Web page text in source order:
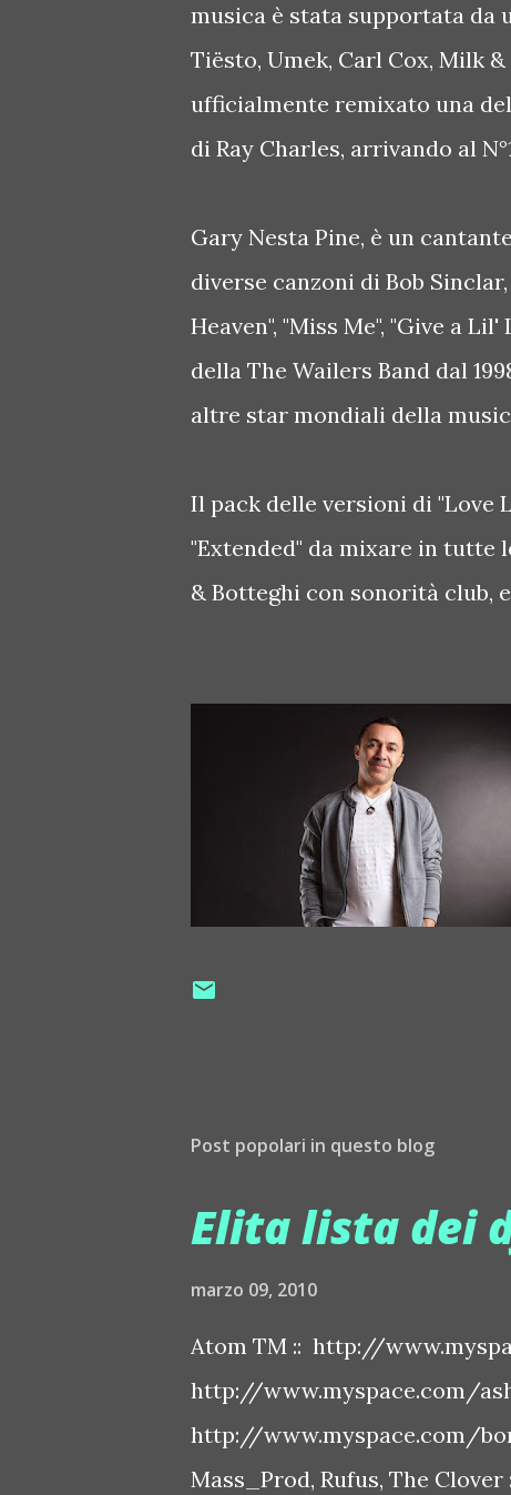
musica è stata supportata da
Tiësto, Umek, Carl Cox, Milk
ufficialmente remixato una
di Ray Charles, arrivando al
Gary Nesta Pine, è un
diverse canzoni di Bob
Heaven", "Miss Me", "Give a
della The Wailers Band dal
altre star mondiali della
Il pack delle versioni di "Love
"Extended" da mixare in tutte
& Botteghi con sonorità club,
Post popolari in questo blog
Elita lista dei
marzo 09, 2010
Atom TM :: http://
http://www.myspace.com/
http://www.myspace.com/
Mass_Prod, Rufus, The Clover